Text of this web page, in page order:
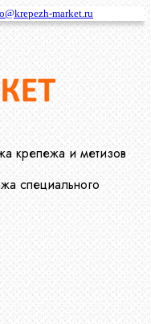
market.ru
крепежа и метизов
специального